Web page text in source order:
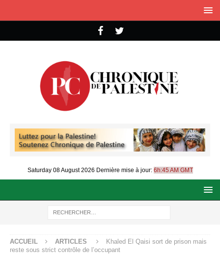
Saturday 08 August 2026 Dernière mise à jour: 6h:45 AM GMT
ACCUEIL ARTICLES
Khaled El Qaisi sort de prison mais
reste sous strict contrôle de l’occupant